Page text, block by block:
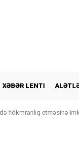
XƏBƏR LENTI
hökmranlıq etməsinə